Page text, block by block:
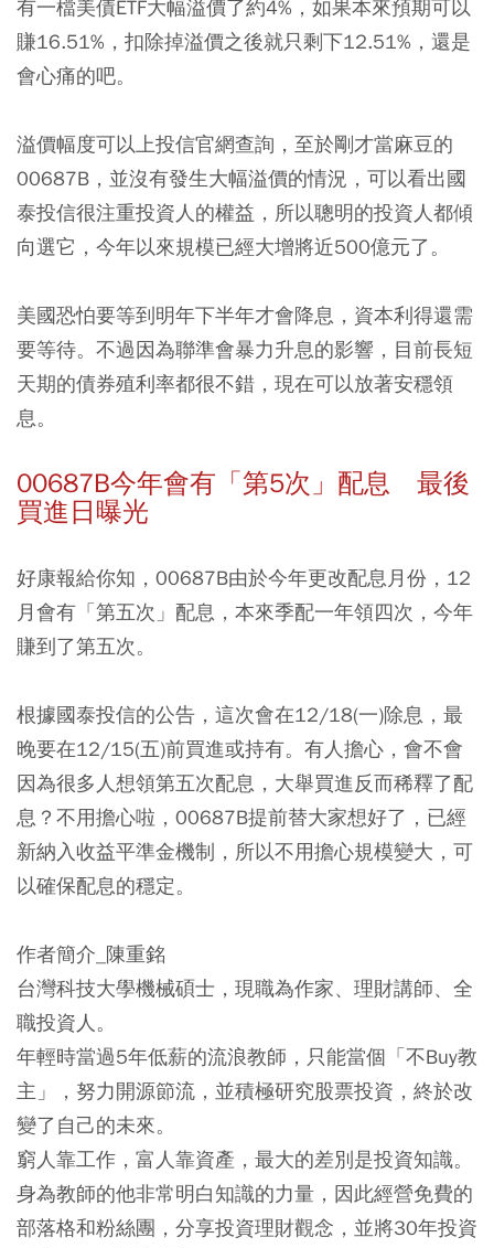
有一檔美債ETF大幅溢價了約4%，如果本來預期可以
賺16.51%，扣除掉溢價之後就只剩下12.51%，還是
會心痛的吧。
溢價幅度可以上投信官網查詢，至於剛才當麻豆的
00687B，並沒有發生大幅溢價的情況，可以看出國
泰投信很注重投資人的權益，所以聰明的投資人都傾
向選它，今年以來規模已經大增將近500億元了。
美國恐怕要等到明年下半年才會降息，資本利得還需
要等待。不過因為聯準會暴力升息的影響，目前長短
天期的債券殖利率都很不錯，現在可以放著安穩領
息。
00687B今年會有「第5次」配息 最後
買進日曝光
好康報給你知， 00687B由於今年更改配息月份，12
月會有「第五次」配息 ，本來季配一年領四次，今年
賺到了第五次。
根據國泰投信的公告，這次會在12/18(一)除息，最
晚要在12/15(五)前買進或持有。 有人擔心，會不會
因為很多人想領第五次配息，大舉買進反而稀釋了配
息？不用擔心啦，00687B提前替大家想好了，已經
新納入收益平準金機制，所以不用擔心規模變大，可
以確保配息的穩定。
作者簡介_陳重銘
台灣科技大學機械碩士，現職為作家、理財講師、全
職投資人。
年輕時當過5年低薪的流浪教師，只能當個「不Buy教
主」，努力開源節流，並積極研究股票投資，終於改
變了自己的未來。
窮人靠工作，富人靠資產，最大的差別是投資知識。
身為教師的他非常明白知識的力量，因此經營免費的
部落格和粉絲團，分享投資理財觀念，並將30年投資